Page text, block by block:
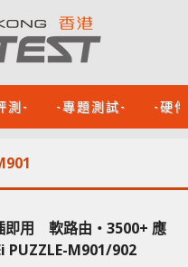
測- -專題測試- -硬
即用 軟路由‧3500+ 應
M901/902